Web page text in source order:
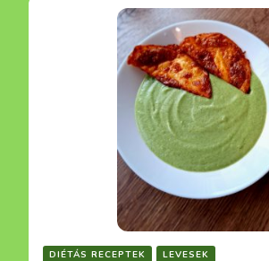
DIÉTÁS RECEPTEK LEVESEK